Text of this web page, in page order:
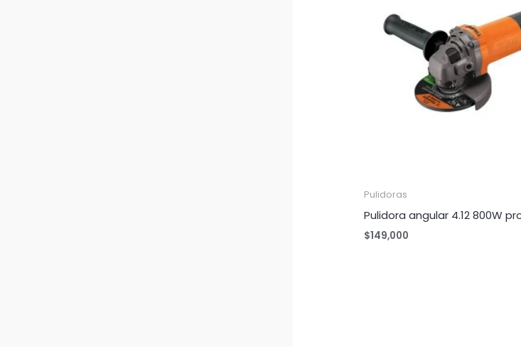
Pulidoras
Pulidora angular 4.12 800W
$149,000